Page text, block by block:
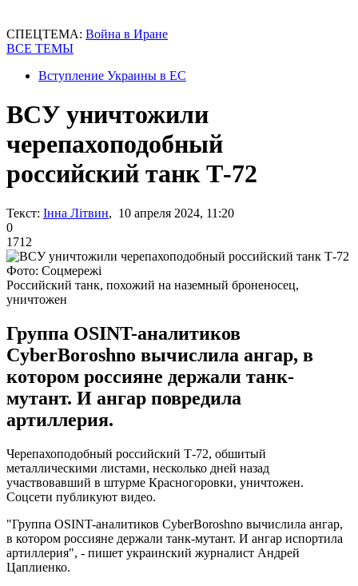
СПЕЦТЕМА: Война в Иране
ВСЕ ТЕМЫ
Вступление Украины в ЕС
ВСУ уничтожили
черепахоподобный
российский танк Т-72
Текст: Інна Літвин, 10 апреля 2024, 11:20
0
1712
Фото: Соцмережі
Российский танк, похожий на наземный броненосец,
уничтожен
Группа OSINT-аналитиков
CyberBoroshno вычислила ангар, в
котором россияне держали танк-
мутант. И ангар повредила
артиллерия.
Черепахоподобный российский Т-72, обшитый
металлическими листами, несколько дней назад
участвовавший в штурме Красногоровки, уничтожен.
Соцсети публикуют видео.
"Группа OSINT-аналитиков CyberBoroshno вычислила ангар,
в котором россияне держали танк-мутант. И ангар испортила
артиллерия", - пишет украинский журналист Андрей
Цаплиенко.